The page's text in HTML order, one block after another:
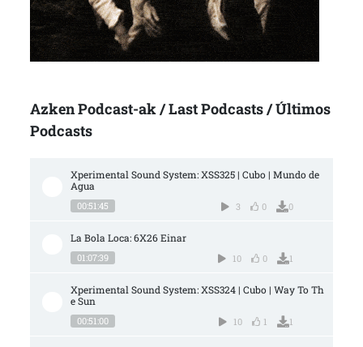
Azken Podcast-ak / Last Podcasts / Últimos
Podcasts
Xperimental Sound System: XSS325 | Cubo | Mundo de
Agua
00:51:45 3 0 0
La Bola Loca: 6X26 Einar
01:07:39 10 0 1
Xperimental Sound System: XSS324 | Cubo | Way To Th
e Sun
00:51:00 10 1 1